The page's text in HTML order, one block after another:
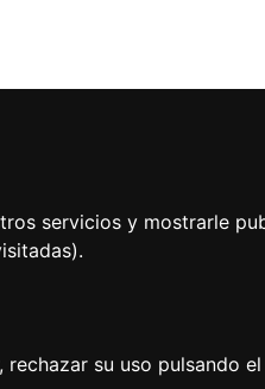
servicios y mostrarle
su uso pulsando